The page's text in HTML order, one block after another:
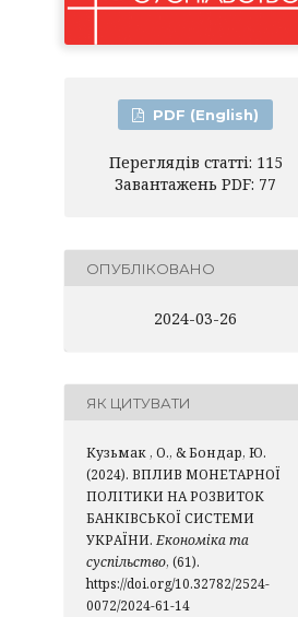
PDF (English)
Переглядів статті: 115
Завантажень PDF: 77
ОПУБЛІКОВАНО
2024-03-26
ЯК ЦИТУВАТИ
Кузьмак , О., & Бондар, Ю.
(2024). ВПЛИВ МОНЕТАРНОЇ
ПОЛІТИКИ НА РОЗВИТОК
БАНКІВСЬКОЇ СИСТЕМИ
УКРАЇНИ. Економіка та
суспільство, (61).
https://doi.org/10.32782/2524-
0072/2024-61-14